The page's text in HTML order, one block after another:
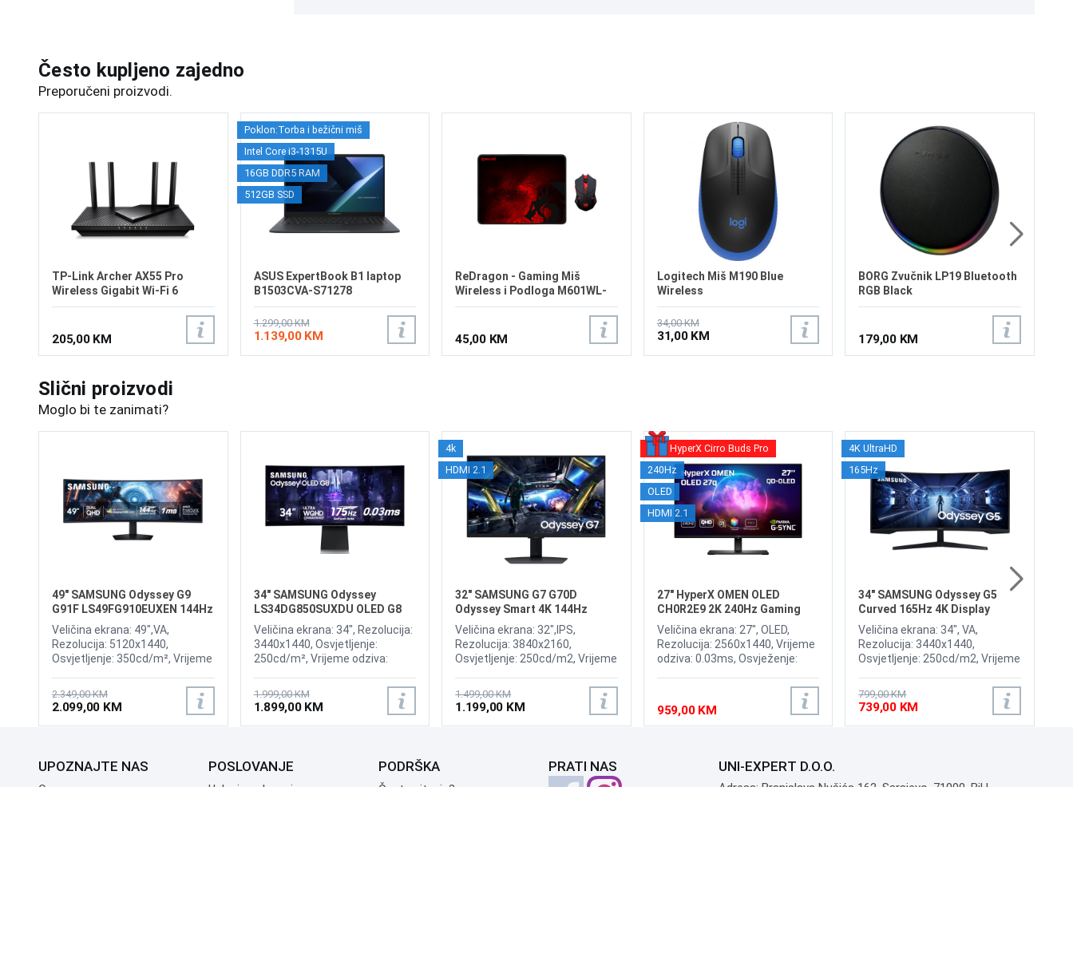
Često kupljeno zajedno
Preporučeni proizvodi.
TP-Link Archer AX55 Pro
Wireless Gigabit Wi-Fi 6
Router
205,00 KM
Poklon:Torba i bežični miš
Intel Core i3-1315U
16GB DDR5 RAM
512GB SSD
ASUS ExpertBook B1 laptop
B1503CVA-S71278
1.299,00 KM
1.139,00 KM
ReDragon - Gaming Miš
Wireless i Podloga M601WL-
BA 2u1
45,00 KM
Logitech Miš M190 Blue
Wireless
34,00 KM
31,00 KM
BORG Zvučnik LP19 Bluetooth
RGB Black
179,00 KM
Slični proizvodi
Moglo bi te zanimati?
49" SAMSUNG Odyssey G9
G91F LS49FG910EUXEN 144Hz
Gaming Curved Display
Veličina ekrana: 49",VA,
Rezolucija: 5120x1440,
Osvjetljenje: 350cd/m², Vrijeme
AMD FreeSync Premium Pro,
Priključci: 2xHDMI 2.1,
DisplayPort, 2xUSB 3.2, USB-B
2.349,00 KM
2.099,00 KM
34" SAMSUNG Odyssey
LS34DG850SUXDU OLED G8
175Hz Gaming Curved Display
Veličina ekrana: 34", Rezolucija:
3440x1440, Osvjetljenje:
250cd/m², Vrijeme odziva:
Wireless LAN, Bluetooth ,
Priključci: 2xHDMI, DisplayPort,
2xUSB 3.0, Zvučnici:Adaptive
1.999,00 KM
1.899,00 KM
4k
HDMI 2.1
32" SAMSUNG G7 G70D
Odyssey Smart 4K 144Hz
Display
Veličina ekrana: 32",IPS,
Rezolucija: 3840x2160,
Osvjetljenje: 250cd/m2, Vrijeme
Premium, Windows 11
compatible,OS: Tizen, Wireless,
Bluetooth, Priključci: 2xHDMI
USB-B, RJ-45, Zvučnici: 10W
1.499,00 KM
1.199,00 KM
HyperX Cirro Buds Pro
240Hz
OLED
HDMI 2.1
27" HyperX OMEN OLED
CH0R2E9 2K 240Hz Gaming
Display
Veličina ekrana: 27", OLED,
Rezolucija: 2560x1440, Vrijeme
odziva: 0.03ms, Osvježenje:
Brightness: 200nits, Adaptive
Sync, NVIDIA G-Sync, HyperX
OLED Core Protect, Priključci:
2xHDMI 2.1, DisplayPort 1.4
959,00 KM
4K UltraHD
165Hz
34" SAMSUNG Odyssey G5
Curved 165Hz 4K Display
LC34G55TWWPXEN
Veličina ekrana: 34", VA,
Rezolucija: 3440x1440,
Osvjetljenje: 250cd/m2, Vrijeme
Premium, Priključci: HDMI,
DisplayPort
799,00 KM
739,00 KM
UPOZNAJTE NAS
O nama
POSLOVANJE
Uslovi poslovanja
PODRŠKA
Česta pitanja?
PRATI NAS UNI-EXPERT D.O.O.
Adresa: Branislava Nušića 162, Sarajevo, 71000, BiH